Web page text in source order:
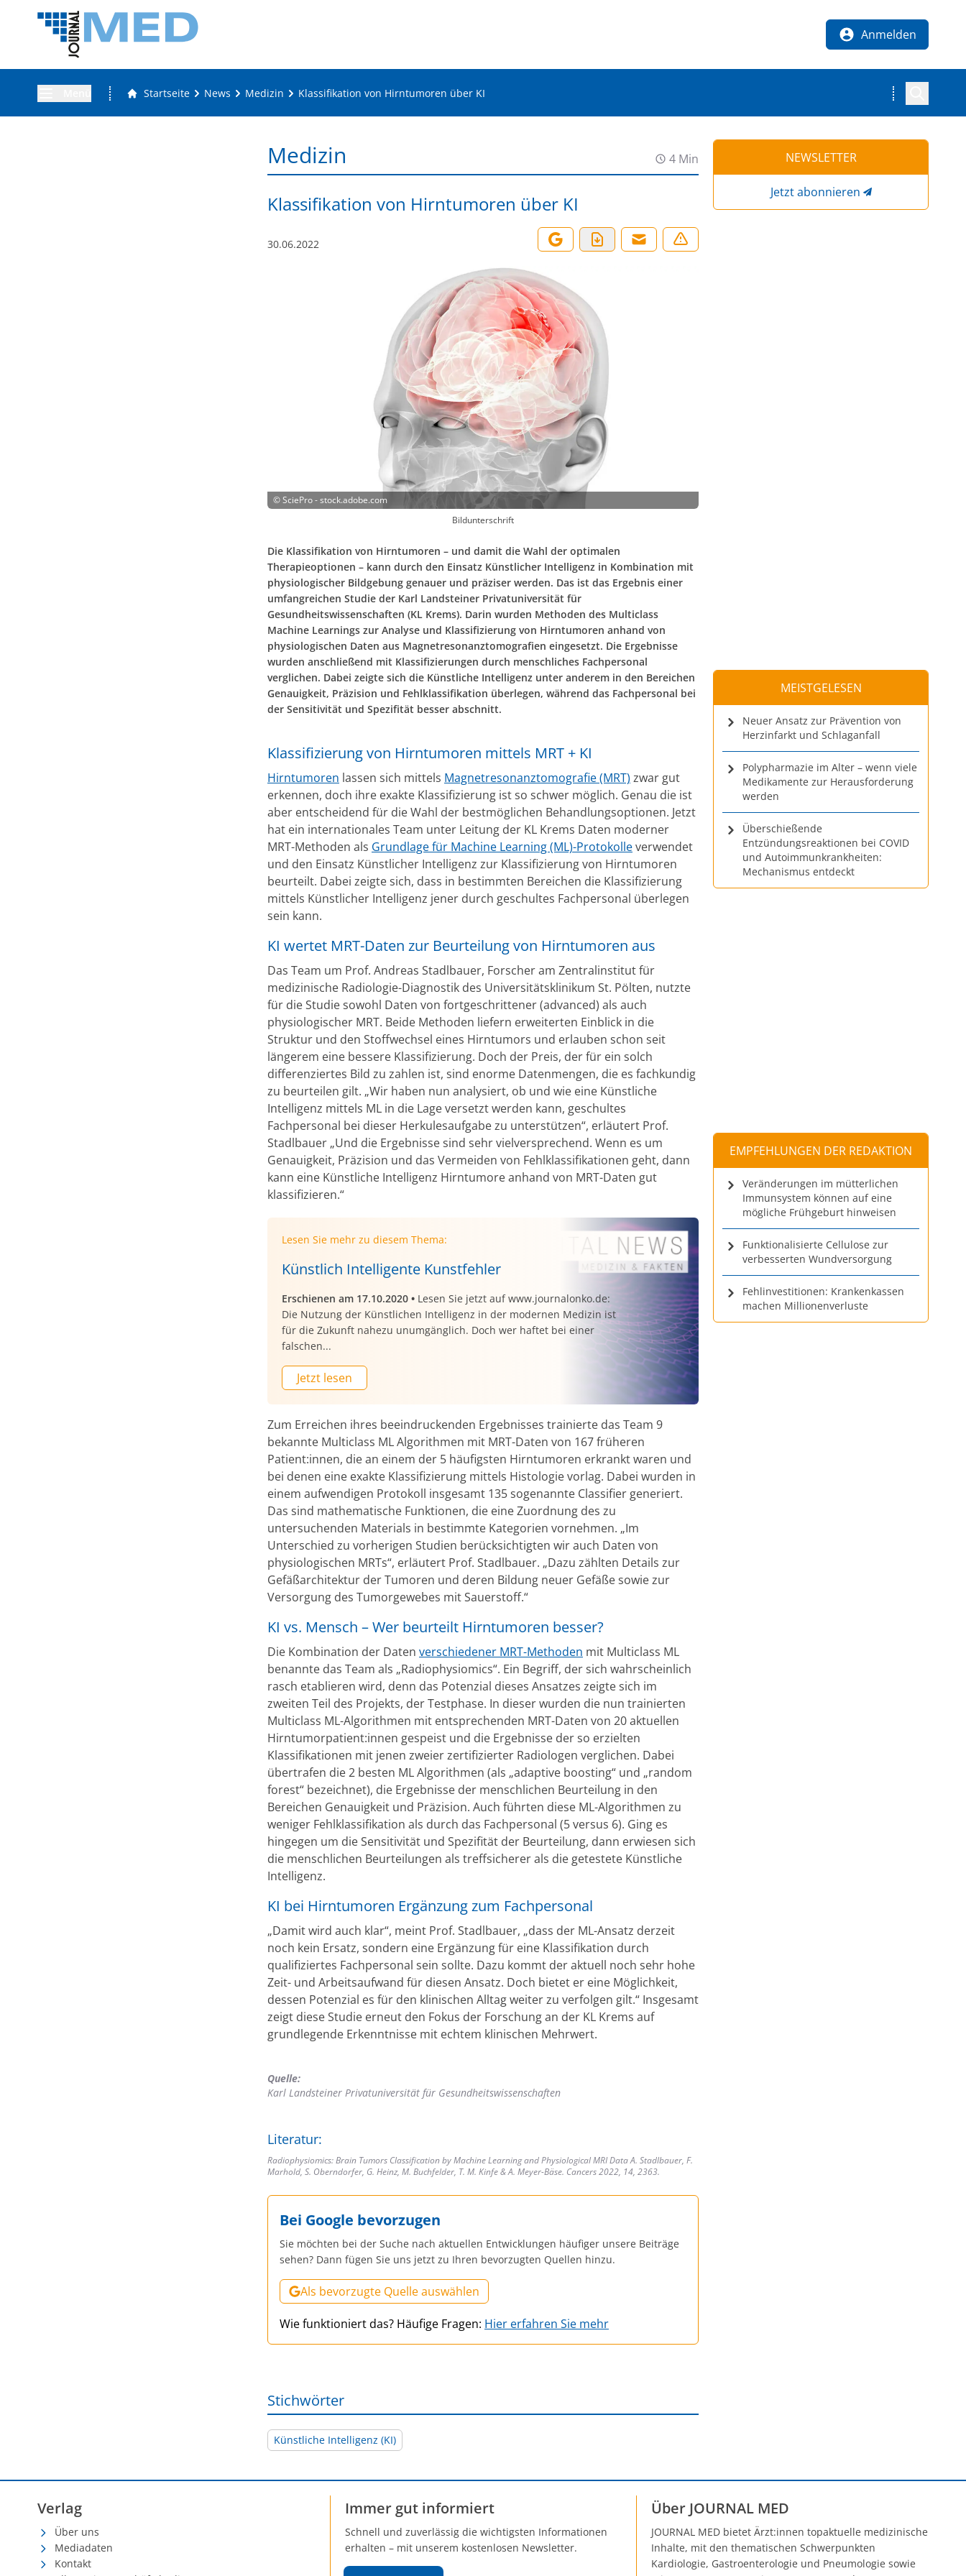
Anmelden
Startseite News Medizin Klassifikation von Hirntumoren über KI
Medizin 4 Min
Klassifikation von Hirntumoren über KI
30.06.2022
©SciePro - stock.adobe.com
Bildunterschrift
Die Klassifikation von Hirntumoren – und damit die Wahl der optimalen
Therapieoptionen – kann durch den Einsatz Künstlicher Intelligenz in Kombination mit
physiologischer Bildgebung genauer und präziser werden. Das ist das Ergebnis einer
umfangreichen Studie der Karl Landsteiner Privatuniversität für
Gesundheitswissenschaften (KL Krems). Darin wurden Methoden des Multiclass
Machine Learnings zur Analyse und Klassifizierung von Hirntumoren anhand von
physiologischen Daten aus Magnetresonanztomografien eingesetzt. Die Ergebnisse
wurden anschließend mit Klassifizierungen durch menschliches Fachpersonal
verglichen. Dabei zeigte sich die Künstliche Intelligenz unter anderem in den Bereichen
Genauigkeit, Präzision und Fehlklassifikation überlegen, während das Fachpersonal bei
der Sensitivität und Spezifität besser abschnitt.
Klassifizierung von Hirntumoren mittels MRT + KI
Hirntumoren lassen sich mittels Magnetresonanztomografie (MRT) zwar gut
erkennen, doch ihre exakte Klassifizierung ist so schwer möglich. Genau die ist
aber entscheidend für die Wahl der bestmöglichen Behandlungsoptionen. Jetzt
hat ein internationales Team unter Leitung der KL Krems Daten moderner
MRT-Methoden als Grundlage für Machine Learning (ML)-Protokolleverwendet
und den Einsatz Künstlicher Intelligenz zur Klassifizierung von Hirntumoren
beurteilt. Dabei zeigte sich, dass in bestimmten Bereichen die Klassifizierung
mittels Künstlicher Intelligenz jener durch geschultes Fachpersonal überlegen
sein kann.
KI wertet MRT-Daten zur Beurteilung von Hirntumoren aus
Das Team um Prof. Andreas Stadlbauer, Forscher am Zentralinstitut für
medizinische Radiologie-Diagnostik des Universitätsklinikum St. Pölten, nutzte
für die Studie sowohl Daten von fortgeschrittener (advanced) als auch
physiologischer MRT. Beide Methoden liefern erweiterten Einblick in die
Struktur und den Stoffwechsel eines Hirntumors und erlauben schon seit
längerem eine bessere Klassifizierung. Doch der Preis, der für ein solch
differenziertes Bild zu zahlen ist, sind enorme Datenmengen, die es fachkundig
zu beurteilen gilt. „Wir haben nun analysiert, ob und wie eine Künstliche
Intelligenz mittels ML in die Lage versetzt werden kann, geschultes
Fachpersonal bei dieser Herkulesaufgabe zu unterstützen“, erläutert Prof.
Stadlbauer „Und die Ergebnisse sind sehr vielversprechend. Wenn es um
Genauigkeit, Präzision und das Vermeiden von Fehlklassifikationen geht, dann
kann eine Künstliche Intelligenz Hirntumore anhand von MRT-Daten gut
klassifizieren.“
Lesen Sie mehr zu diesem Thema:
Künstlich Intelligente Kunstfehler
Erschienen am 17.10.2020 • Lesen Sie jetzt auf www.journalonko.de:
Die Nutzung der Künstlichen Intelligenz in der modernen Medizin ist
für die Zukunft nahezu unumgänglich. Doch wer haftet bei einer
falschen...
Jetzt lesen
Zum Erreichen ihres beeindruckenden Ergebnisses trainierte das Team 9
bekannte Multiclass ML Algorithmen mit MRT-Daten von 167 früheren
Patient:innen, die an einem der 5 häufigsten Hirntumoren erkrankt waren und
bei denen eine exakte Klassifizierung mittels Histologie vorlag. Dabei wurden in
einem aufwendigen Protokoll insgesamt 135 sogenannte Classifier generiert.
Das sind mathematische Funktionen, die eine Zuordnung des zu
untersuchenden Materials in bestimmte Kategorien vornehmen. „Im
Unterschied zu vorherigen Studien berücksichtigten wir auch Daten von
physiologischen MRTs“, erläutert Prof. Stadlbauer. „Dazu zählten Details zur
Gefäßarchitektur der Tumoren und deren Bildung neuer Gefäße sowie zur
Versorgung des Tumorgewebes mit Sauerstoff.“
KI vs. Mensch – Wer beurteilt Hirntumoren besser?
Die Kombination der Daten verschiedener MRT-Methoden mit Multiclass ML
benannte das Team als „Radiophysiomics“. Ein Begriff, der sich wahrscheinlich
rasch etablieren wird, denn das Potenzial dieses Ansatzes zeigte sich im
zweiten Teil des Projekts, der Testphase. In dieser wurden die nun trainierten
Multiclass ML-Algorithmen mit entsprechenden MRT-Daten von 20 aktuellen
Hirntumorpatient:innen gespeist und die Ergebnisse der so erzielten
Klassifikationen mit jenen zweier zertifizierter Radiologen verglichen. Dabei
übertrafen die 2 besten ML Algorithmen (als „adaptive boosting“ und „random
forest“ bezeichnet), die Ergebnisse der menschlichen Beurteilung in den
Bereichen Genauigkeit und Präzision. Auch führten diese ML-Algorithmen zu
weniger Fehlklassifikation als durch das Fachpersonal (5 versus 6). Ging es
hingegen um die Sensitivität und Spezifität der Beurteilung, dann erwiesen sich
die menschlichen Beurteilungen als treffsicherer als die getestete Künstliche
Intelligenz.
KI bei Hirntumoren Ergänzung zum Fachpersonal
„Damit wird auch klar“, meint Prof. Stadlbauer, „dass der ML-Ansatz derzeit
noch kein Ersatz, sondern eine Ergänzung für eine Klassifikation durch
qualifiziertes Fachpersonal sein sollte. Dazu kommt der aktuell noch sehr hohe
Zeit- und Arbeitsaufwand für diesen Ansatz. Doch bietet er eine Möglichkeit,
dessen Potenzial es für den klinischen Alltag weiter zu verfolgen gilt.“ Insgesamt
zeigt diese Studie erneut den Fokus der Forschung an der KL Krems auf
grundlegende Erkenntnisse mit echtem klinischen Mehrwert.
Quelle:
Karl Landsteiner Privatuniversität für Gesundheitswissenschaften
Literatur:
Radiophysiomics: Brain Tumors Classification by Machine Learning and Physiological MRI Data A. Stadlbauer, F.
Marhold, S. Oberndorfer, G. Heinz, M. Buchfelder, T. M. Kinfe & A. Meyer-Bäse. Cancers 2022, 14, 2363.
Bei Google bevorzugen
Sie möchten bei der Suche nach aktuellen Entwicklungen häufiger unsere Beiträge
sehen? Dann fügen Sie uns jetzt zu Ihren bevorzugten Quellen hinzu.
Als bevorzugte Quelle auswählen
Wie funktioniert das? Häufige Fragen: Hier erfahren Sie mehr
Stichwörter
Künstliche Intelligenz (KI)
NEWSLETTER
Jetzt abonnieren
MEISTGELESEN
Neuer Ansatz zur Prävention von
Herzinfarkt und Schlaganfall
Polypharmazie im Alter – wenn viele
Medikamente zur Herausforderung
werden
Überschießende
Entzündungsreaktionen bei COVID
und Autoimmunkrankheiten:
Mechanismus entdeckt
EMPFEHLUNGEN DER REDAKTION
Veränderungen im mütterlichen
Immunsystem können auf eine
mögliche Frühgeburt hinweisen
Funktionalisierte Cellulose zur
verbesserten Wundversorgung
Fehlinvestitionen: Krankenkassen
machen Millionenverluste
Verlag
Über uns
Mediadaten
Kontakt
Immer gut informiert
Schnell und zuverlässig die wichtigsten Informationen
erhalten – mit unserem kostenlosen Newsletter.
Über JOURNAL MED
JOURNAL MED bietet Ärzt:innen topaktuelle medizinische
Inhalte, mit den thematischen Schwerpunkten
Kardiologie, Gastroenterologie und Pneumologie sowie